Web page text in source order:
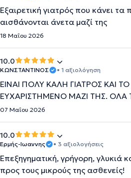
Εξαιρετική γιατρός που κάνει τα
αισθάνονται άνετα μαζί της
18 Μαΐου 2026
10.0
ΚΩΝΣΤΑΝΤΙΝΟΣ • 1 αξιολόγηση
ΕΙΝΑΙ ΠΟΛΥ ΚΑΛΗ ΓΙΑΤΡΟΣ ΚΑΙ
ΕΥΧΑΡΙΣΤΗΜΕΝΟ ΜΑΖΙ ΤΗΣ. ΟΛΑ
07 Μαΐου 2026
10.0
Ερμής-Ιωαννης • 3 αξιολογήσεις
Επεξηγηματική, γρήγορη, γλυκιά
προς τους μικρούς της ασθενείς!